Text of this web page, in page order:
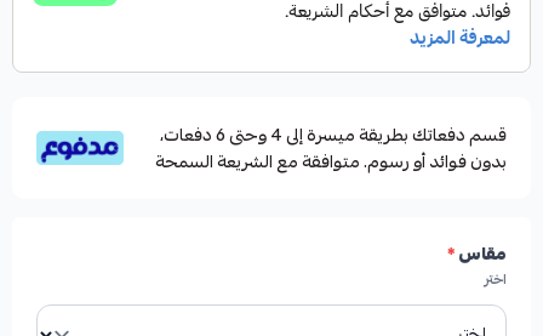
تحكمًا جيدًا خلال عملية الصيد.
هذه الصنارة مصممة لتلبي احتياجات محبي الصيد
مختلف البيئات البحرية.
قسم دفعاتك بطريقة ميسرة إلى 4 وحتى 6 دفعات،
بدون فوائد أو رسوم. متوافقة مع الشريعة السمحة
مقاس*
اختر